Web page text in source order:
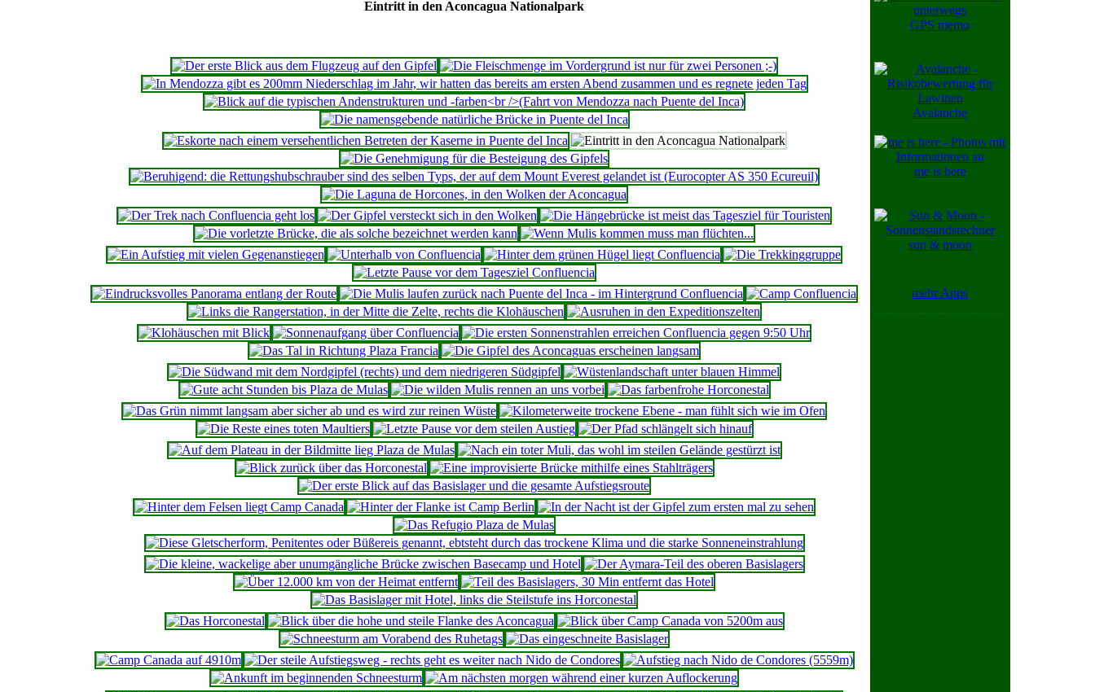
GPS memo
Avalanche
me is here
sun & moon
mehr Apps
Eintritt in den Aconcagua Nationalpark